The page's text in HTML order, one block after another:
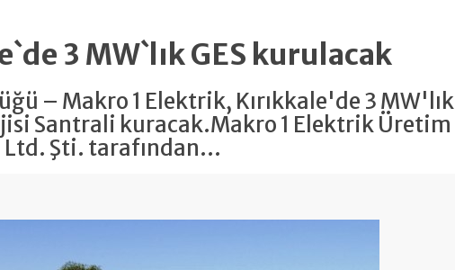
3 MW`lık GES kurulacak
– Makro 1 Elektrik, Kırıkkale'de 3 MW'lık
Santrali kuracak.Makro 1 Elektrik Üretim
Ltd. Şti. tarafından...